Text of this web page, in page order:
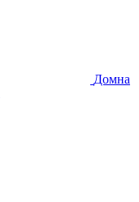
Домна